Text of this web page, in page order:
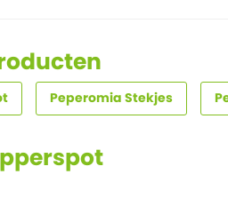
Peperomia Stekjes